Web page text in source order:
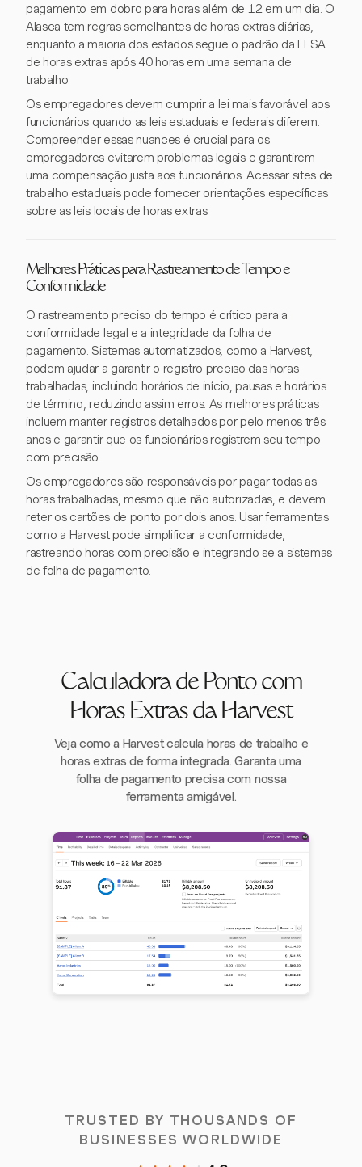
pagamento em dobro para horas além de 12 em um dia. O
Alasca tem regras semelhantes de horas extras diárias,
enquanto a maioria dos estados segue o padrão da FLSA
de horas extras após 40 horas em uma semana de
trabalho.
Os empregadores devem cumprir a lei mais favorável aos
funcionários quando as leis estaduais e federais diferem.
Compreender essas nuances é crucial para os
empregadores evitarem problemas legais e garantirem
uma compensação justa aos funcionários. Acessar sites de
trabalho estaduais pode fornecer orientações específicas
sobre as leis locais de horas extras.
Melhores Práticas para Rastreamento de Tempo e
Conformidade
O rastreamento preciso do tempo é crítico para a
conformidade legal e a integridade da folha de
pagamento. Sistemas automatizados, como a Harvest,
podem ajudar a garantir o registro preciso das horas
trabalhadas, incluindo horários de início, pausas e horários
de término, reduzindo assim erros. As melhores práticas
incluem manter registros detalhados por pelo menos três
anos e garantir que os funcionários registrem seu tempo
com precisão.
Os empregadores são responsáveis por pagar todas as
horas trabalhadas, mesmo que não autorizadas, e devem
reter os cartões de ponto por dois anos. Usar ferramentas
como a Harvest pode simplificar a conformidade,
rastreando horas com precisão e integrando-se a sistemas
de folha de pagamento.
Calculadora de Ponto com
Horas Extras da Harvest
Veja como a Harvest calcula horas de trabalho e
horas extras de forma integrada. Garanta uma
folha de pagamento precisa com nossa
ferramenta amigável.
TRUSTED BY THOUSANDS OF
BUSINESSES WORLDWIDE